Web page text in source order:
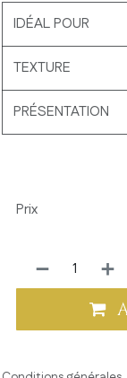
IDÉAL POUR
TEXTURE
PRÉSENTATION
Prix